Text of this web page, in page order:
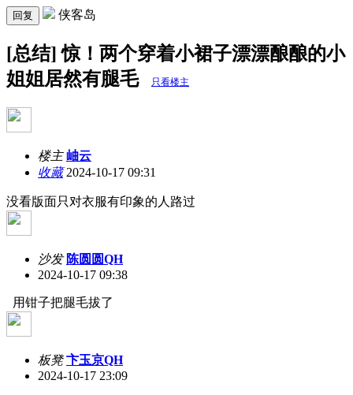
回复 侠客岛
[总结] 惊！两个穿着小裙子漂漂酿酿的小
姐姐居然有腿毛
只看楼主
楼主 岫云
收藏2024-10-17 09:31
没看版面只对衣服有印象的人路过
沙发 陈圆圆QH
2024-10-17 09:38
用钳子把腿毛拔了
板凳 卞玉京QH
2024-10-17 23:09